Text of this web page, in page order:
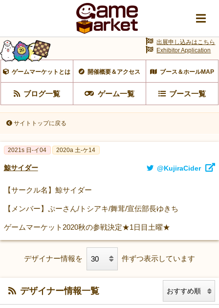
ゲームマーケットとは 開催概要＆アクセス ブース＆ホールMAP
ブログ一覧 ゲーム一覧 ブース一覧
出展申し込みはこちら
Exhibitor Application
サイトトップに戻る
2021s 日-イ04 2020a 土-ケ14
鯨サイダー @KujiraCider
【サークル名】鯨サイダー
【メンバー】ぷーさん/トシアキ/舞茸/宣伝部長ゆきち
ゲームマーケット2020秋の参戦決定★1日目土曜★
デザイナー情報を 件ずつ表示しています
デザイナー情報一覧